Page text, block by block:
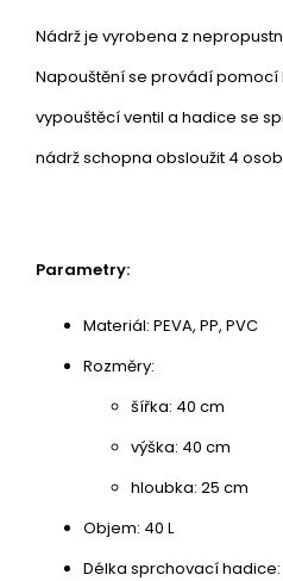
Nádrž je vyrobena z
Napouštění se provádí pomocí
vypouštěcí ventil a hadice se
nádrž schopna obsloužit 4
Parametry:
Materiál: PEVA, PP, PVC
Rozměry:
šířka: 40 cm
výška: 40 cm
hloubka: 25 cm
Objem: 40 L
Délka sprchovací hadice: